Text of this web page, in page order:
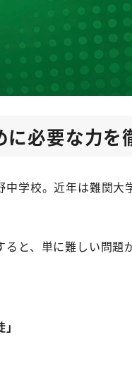
必要な力を
学校。近年は難関
と、単に難しい問